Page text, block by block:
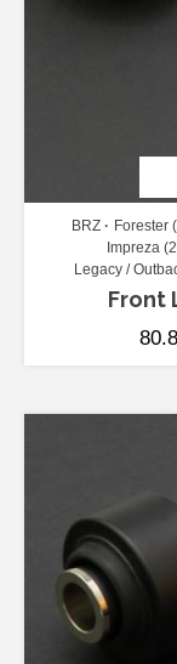
BRZ Forester
Impreza
Legacy /
Front